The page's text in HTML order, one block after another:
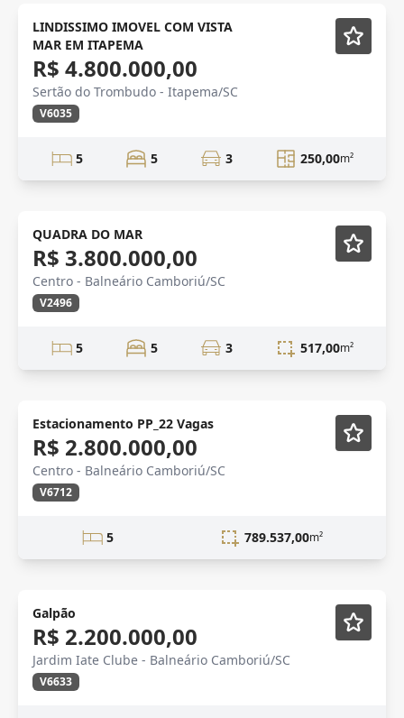
vista mar Mobiliado
LINDISSIMO IMOVEL COM VISTA
MAR EM ITAPEMA
R$ 4.800.000,00
Sertão do Trombudo - Itapema/SC
V6035
5 5 3 250,00m²
Mobiliado
QUADRA DO MAR
R$ 3.800.000,00
Centro - Balneário Camboriú/SC
V2496
5 5 3 517,00m²
Estacionamento PP_22 Vagas
R$ 2.800.000,00
Centro - Balneário Camboriú/SC
V6712
5 789.537,00m²
Galpão
R$ 2.200.000,00
Jardim Iate Clube - Balneário Camboriú/SC
V6633